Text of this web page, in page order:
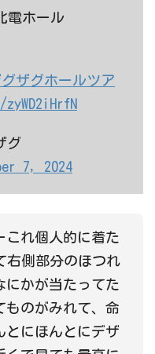
電ホール
ザグホールツア
グ
7, 2024
これ個人的に着た
右側部分のほつれ
にかが当たってた
ものがみれて、命
とにほんとにデザ